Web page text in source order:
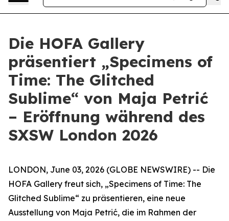
Die HOFA Gallery
präsentiert „Specimens of
Time: The Glitched
Sublime“ von Maja Petrić
– Eröffnung während des
SXSW London 2026
LONDON, June 03, 2026 (GLOBE NEWSWIRE) -- Die
HOFA Gallery freut sich, „Specimens of Time: The
Glitched Sublime“ zu präsentieren, eine neue
Ausstellung von Maja Petrić, die im Rahmen der